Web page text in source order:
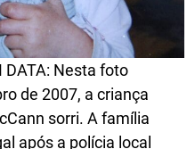
DATA: Nesta foto
de 2007, a criança
sorri. A família
após a polícia local